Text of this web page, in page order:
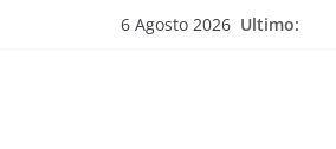
6 Agosto 2026 Ultimo: